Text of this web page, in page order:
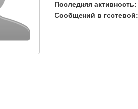
Последняя активность:
Сообщений в гостевой: